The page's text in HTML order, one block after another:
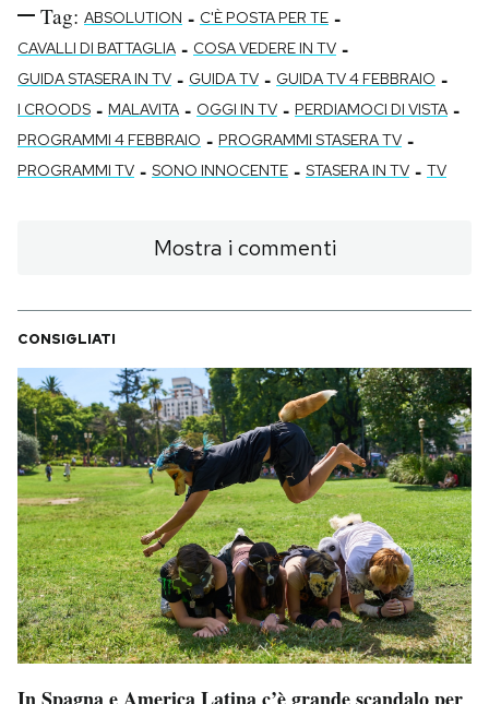
Tag: ABSOLUTION - C'È POSTA PER TE -
CAVALLI DI BATTAGLIA - COSA VEDERE IN TV -
GUIDA STASERA IN TV - GUIDA TV - GUIDA TV 4 FEBBRAIO -
I CROODS - MALAVITA - OGGI IN TV - PERDIAMOCI DI VISTA -
PROGRAMMI 4 FEBBRAIO - PROGRAMMI STASERA TV -
PROGRAMMI TV - SONO INNOCENTE - STASERA IN TV - TV
Mostra i commenti
CONSIGLIATI